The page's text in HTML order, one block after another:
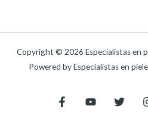
Copyright © 2026 Especialistas en
Powered by Especialistas en